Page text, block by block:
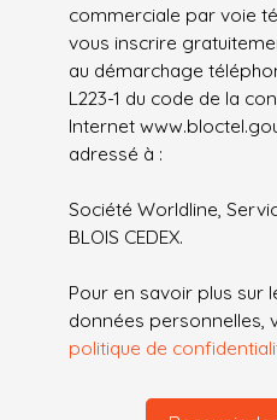
commerciale par voie
vous inscrire
au démarchage
L223-1 du code de la
Internet
adressé à :
Société Worldline,
BLOIS CEDEX.
Pour en savoir plus sur
données personnelles,
politique de